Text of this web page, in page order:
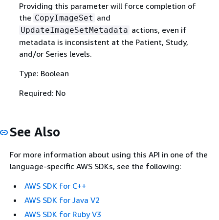
Providing this parameter will force completion of
the CopyImageSet and
UpdateImageSetMetadata actions, even if
metadata is inconsistent at the Patient, Study,
and/or Series levels.
Type: Boolean
Required: No
See Also
For more information about using this API in one of the
language-specific AWS SDKs, see the following:
AWS SDK for C++
AWS SDK for Java V2
AWS SDK for Ruby V3